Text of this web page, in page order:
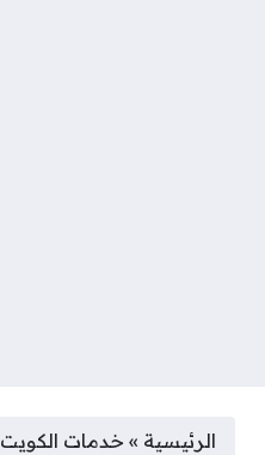
الرئيسية » خدمات الكويت